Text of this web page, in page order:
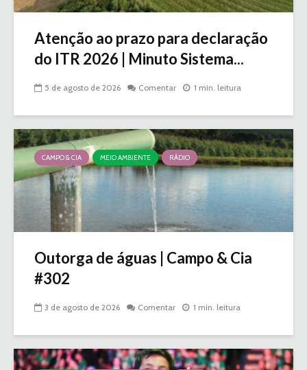
Atenção ao prazo para declaração
do ITR 2026 | Minuto Sistema...
5 de agosto de 2026 Comentar 1 min. leitura
CAMPO & CIA MEIO AMBIENTE RÁDIO
Outorga de águas | Campo & Cia
#302
3 de agosto de 2026 Comentar 1 min. leitura